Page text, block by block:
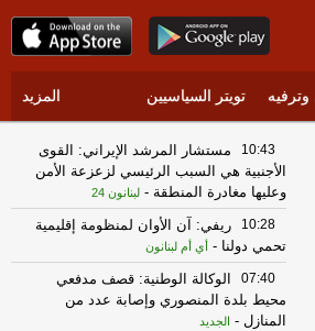
تويتر السياسيين المزيد
10:43
مستشار المرشد الإيراني: القوى
الأجنبية هي السبب الرئيسي لزعزعة الأمن
وعليها مغادرة المنطقة - لبنانون 24
10:28
ريفي: آن الأوان لمنظومة إقليمية
تحمي دولنا - أي أم لبنانون
07:40
الوكالة الوطنية: قصف مدفعي
محيط بلدة المنصوري وإصابة عدد من
المنازل - الجديد